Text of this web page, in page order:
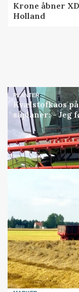
Krone åbner
Holland
PLANTER
Kvælstofkaos
såplaner: - Jeg